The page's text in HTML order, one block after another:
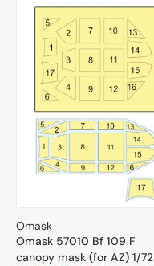
Omask
Omask 57010 Bf 109 F
canopy mask (for AZ) 1/72